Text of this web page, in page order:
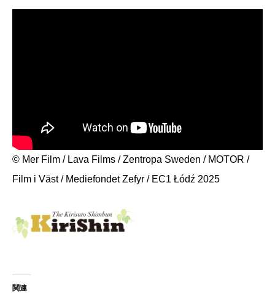
© Mer Film / Lava Films / Zentropa Sweden / MOTOR /
Film i Väst / Mediefondet Zefyr / EC1 Łódź 2025
関連